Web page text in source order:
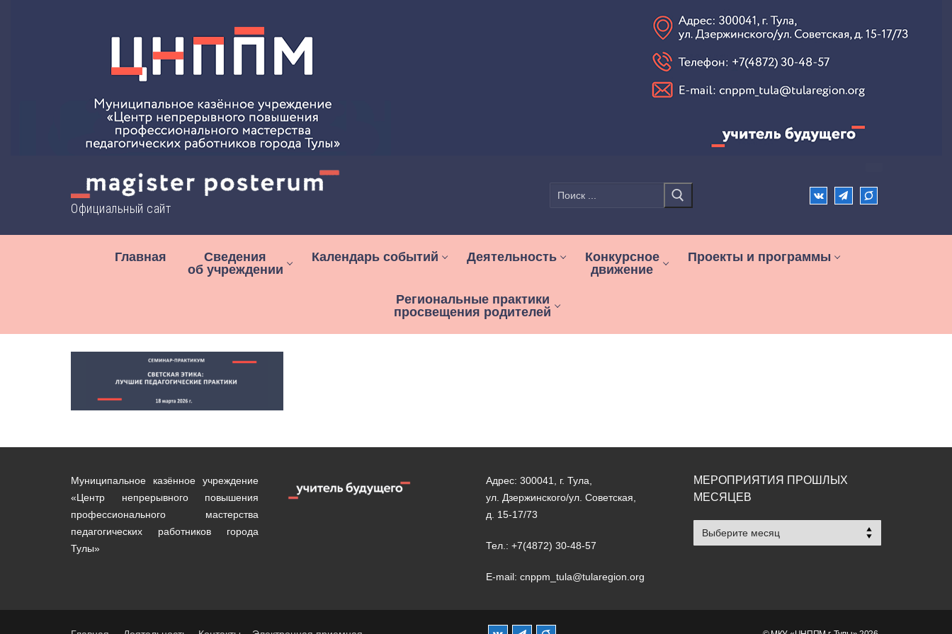
Официальный сайт
Найти:
Главная
Сведения
об учреждении
Календарь событий Деятельность
Конкурсное
движение
Проекты и программы
Региональные практики
просвещения родителей
Муниципальное казённое учреждение
«Центр непрерывного повышения
профессионального мастерства
педагогических работников города
Тулы»
Адрес: 300041, г. Тула,
ул. Дзержинского/ул. Советская,
д. 15-17/73
Тел.: +7(4872) 30-48-57
E-mail: cnppm_tula@tularegion.org
МЕРОПРИЯТИЯ ПРОШЛЫХ
МЕСЯЦЕВ
Мероприятия
прошлых